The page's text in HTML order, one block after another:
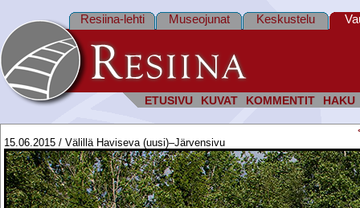
ETUSIVU KUVAT KOMMENTIT HAKU
Resiina-lehti Museojunat Keskustelu
15.06.2015 / Välillä Haviseva (uusi)–Järvensivu